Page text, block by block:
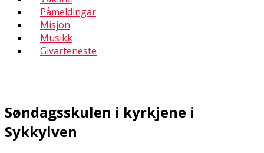
Påmeldingar
Misjon
Musikk
Givarteneste
Søndagsskulen i kyrkjene i
Sykkylven